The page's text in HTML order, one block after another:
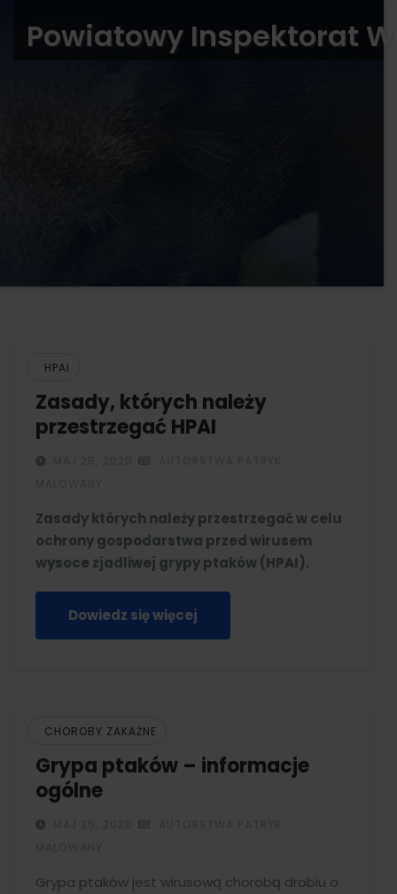
Powiatowy Inspektorat
HPAI
Zasady, których należy
przestrzegać HPAI
Zasady których należy przestrzegać w celu
ochrony gospodarstwa przed wirusem
wysoce zjadliwej grypy ptaków (HPAI).
Dowiedz się więcej
CHOROBY ZAKAŹNE
Grypa ptaków – informacje
ogólne
Grypa ptaków jest wirusową chorobą drobiu o